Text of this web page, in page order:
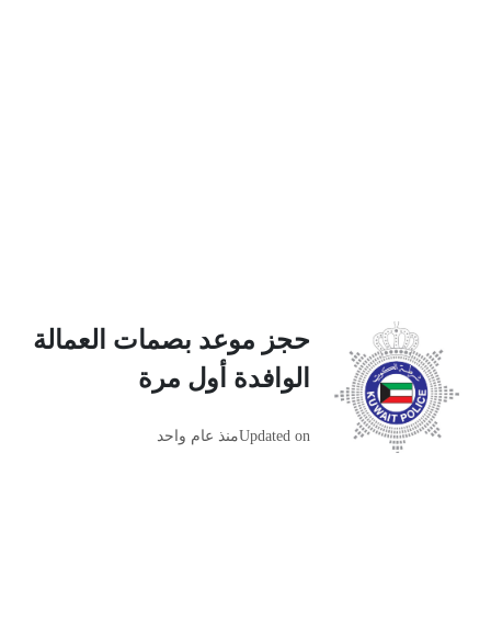
حجز موعد بصمات العمالة
الوافدة أول مرة
Updated onمنذ عام واحد